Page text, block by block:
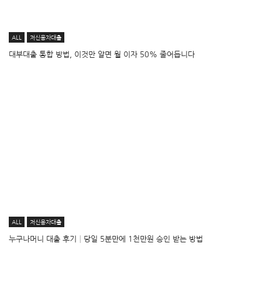
ALL 저신용자대출
대부대출 통합 방법, 이것만 알면 월 이자 50% 줄어듭니다
ALL 저신용자대출
누구나머니 대출 후기│당일 5분만에 1천만원 승인 받는 방법